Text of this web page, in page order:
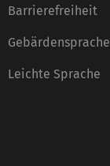
Barrierefreiheit
Gebärdensprache
Leichte Sprache